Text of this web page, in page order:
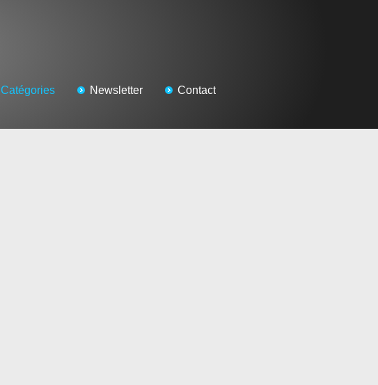
Catégories Newsletter Contact